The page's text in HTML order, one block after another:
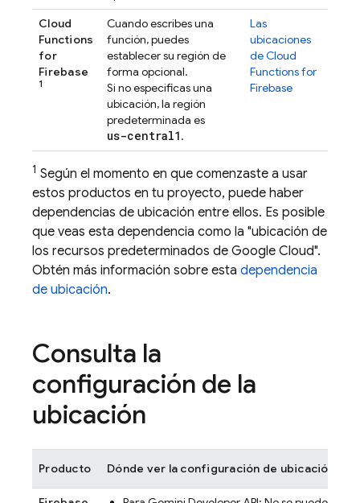
Cloud
Functions
for
Firebase
1
Cuando escribes una
función, puedes
establecer su región de
forma opcional.
Si no especificas una
ubicación, la región
predeterminada es
us-central1.
Las
ubicaciones
deCloud
Functions for
Firebase
1 Según el momento en que comenzaste a usar
estos productos en tu proyecto, puede haber
dependencias de ubicación entre ellos. Es posible
que veas esta dependencia como la "ubicación de
los recursos predeterminados de Google Cloud".
Obtén más información sobre esta dependencia
de ubicación.
Consulta la
configuración de la
ubicación
Producto Dónde ver la configuración de ubicación